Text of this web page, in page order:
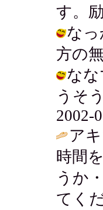
す。
な
方の
な
うそ
2002-
ア
時間
うか
てく